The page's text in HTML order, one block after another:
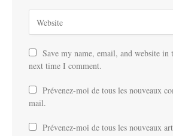
Save my name, email, and website
next time I comment.
Prévenez-moi de tous les nouveaux
mail.
Prévenez-moi de tous les nouveaux